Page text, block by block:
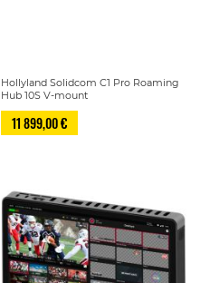
Hollyland Solidcom C1 Pro Roaming
Hub 10S V-mount
11 899,00 €